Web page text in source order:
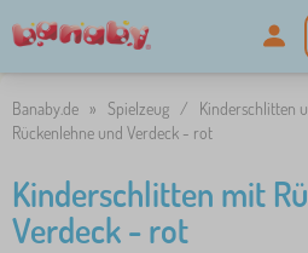
Banaby.de » Spielzeug / Kinderschlitten
Rückenlehne und Verdeck - rot
Kinderschlitten mit
Verdeck - rot